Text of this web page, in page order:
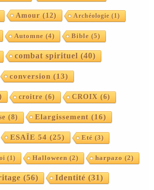
Amour (12) Archéologie (1)
Automne (4) Bible (5)
combat spirituel (40)
conversion (13)
croitre (6) CROIX (6)
(8) Elargissement (16)
ESAÏE 54 (25) Eté (3)
(1) Halloween (2) harpazo (2)
(56) Identité (31)